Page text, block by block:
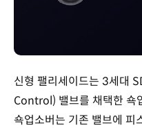
신형 팰리세이드는 3세대
Control) 밸브를 채택한 쇽
쇽업소버는 기존 밸브에 피